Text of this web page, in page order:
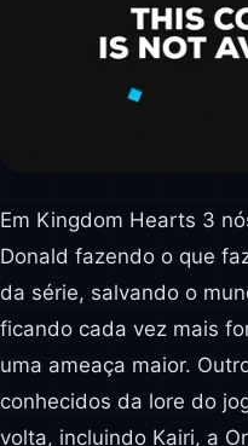
Em Kingdom Hearts 3
Donald fazendo o que
da série, salvando o
ficando cada vez mais
uma ameaça maior.
conhecidos da lore do
volta, incluindo Kairi, a